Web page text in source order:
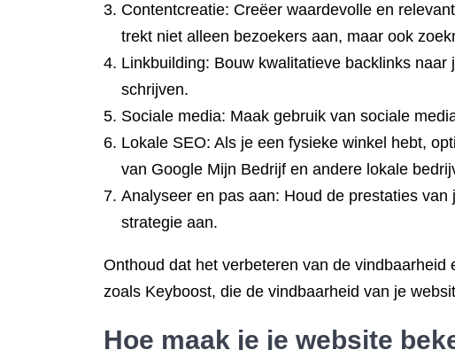
Contentcreatie: Creëer waardevolle en
trekt niet alleen bezoekers aan, maar ook
Linkbuilding: Bouw kwalitatieve backlinks
schrijven.
Sociale media: Maak gebruik van sociale
Lokale SEO: Als je een fysieke winkel hebt,
van Google Mijn Bedrijf en andere lokale
Analyseer en pas aan: Houd de prestaties
strategie aan.
Onthoud dat het verbeteren van de
zoals Keyboost, die de vindbaarheid van je
Hoe maak je je website